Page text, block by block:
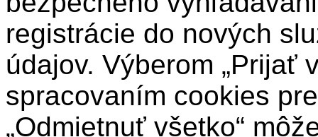
registrácie do nových
údajov. Výberom „Prijať
spracovaním cookies
„Odmietnuť všetko“